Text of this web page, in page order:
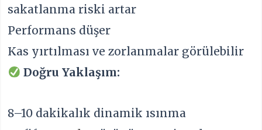
sakatlanma riski artar
Performans düşer
Kas yırtılması ve zorlanmalar görülebilir
Doğru Yaklaşım:
8–10 dakikalık dinamik ısınma